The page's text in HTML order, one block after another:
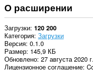
О расширении
Загрузки 120 200
Категория Загрузки
Версия 0.1.0
Размер 145,9 КБ
Обновлено 27 августа 2020 г.
Лицензионное соглашение